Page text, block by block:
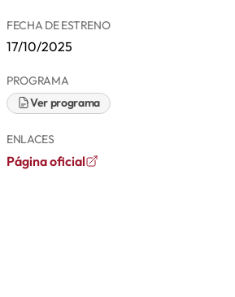
FECHA DE ESTRENO
17/10/2025
PROGRAMA
Ver programa
ENLACES
Página oficial